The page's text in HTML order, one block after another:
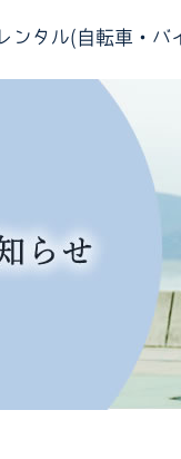
レンタル(自転車・バ